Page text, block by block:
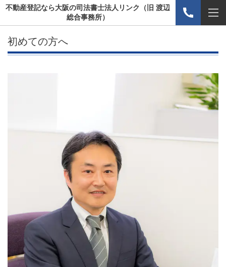
不動産登記なら大阪の司法書士法人リンク（旧 渡辺
総合事務所）
初めての方へ